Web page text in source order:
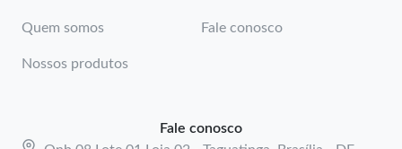
Quem somos
Nossos produtos
Fale conosco
Fale conosco